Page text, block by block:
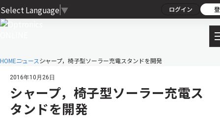
Select Language ▼ ログイン
HOMEニュースシャープ，椅子型ソーラー充電スタンドを開発
2016年10月26日
シャープ，椅子型ソーラー充電ス
タンドを開発